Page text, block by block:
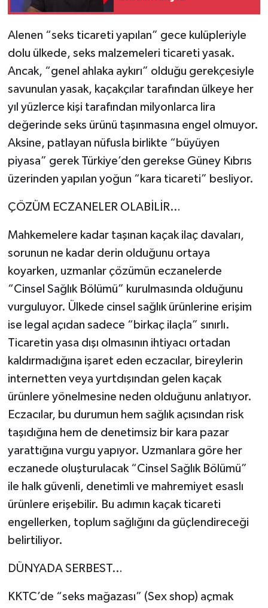
Alenen “seks ticareti yapılan” gece kulüpleriyle
dolu ülkede, seks malzemeleri ticareti yasak.
Ancak, “genel ahlaka aykırı” olduğu gerekçesiyle
savunulan yasak, kaçakçılar tarafından ülkeye her
yıl yüzlerce kişi tarafından milyonlarca lira
değerinde seks ürünü taşınmasına engel olmuyor.
Aksine, patlayan nüfusla birlikte “büyüyen
piyasa” gerek Türkiye’den gerekse Güney Kıbrıs
üzerinden yapılan yoğun “kara ticareti” besliyor.
ÇÖZÜM ECZANELER OLABİLİR…
Mahkemelere kadar taşınan kaçak ilaç davaları,
sorunun ne kadar derin olduğunu ortaya
koyarken, uzmanlar çözümün eczanelerde
“Cinsel Sağlık Bölümü” kurulmasında olduğunu
vurguluyor. Ülkede cinsel sağlık ürünlerine erişim
ise legal açıdan sadece “birkaç ilaçla” sınırlı.
Ticaretin yasa dışı olmasının ihtiyacı ortadan
kaldırmadığına işaret eden eczacılar, bireylerin
internetten veya yurtdışından gelen kaçak
ürünlere yönelmesine neden olduğunu anlatıyor.
Eczacılar, bu durumun hem sağlık açısından risk
taşıdığına hem de denetimsiz bir kara pazar
yarattığına vurgu yapıyor. Uzmanlara göre her
eczanede oluşturulacak “Cinsel Sağlık Bölümü”
ile halk güvenli, denetimli ve mahremiyet esaslı
ürünlere erişebilir. Bu adımın kaçak ticareti
engellerken, toplum sağlığını da güçlendireceği
belirtiliyor.
DÜNYADA SERBEST…
KKTC’de “seks mağazası” (Sex shop) açmak